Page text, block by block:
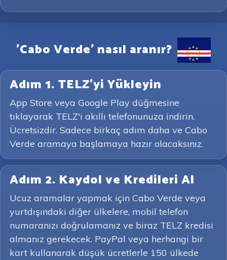
'Cabo Verde' nasıl aranır?
Adım 1. TELZ'yi Yükleyin
App Store veya Google Play düğmesine
tıklayarak TELZ'i akıllı telefonunuza indirin.
Ücretsizdir. Sadece birkaç adım daha ve Cabo
Verde aramaya başlamaya hazır olacaksınız.
Adım 2. Kaydol ve Kredileri Al
Ucuz aramalar yapmak için Cabo Verde veya
yurtdışındaki diğer ülkelere, mobil telefon
numaranızı doğrulamanız ve biraz TELZ kredisi
almanız gerekecek. PayPal veya herhangi bir
kart kullanarak düşük ücretlerle 150 ülkede